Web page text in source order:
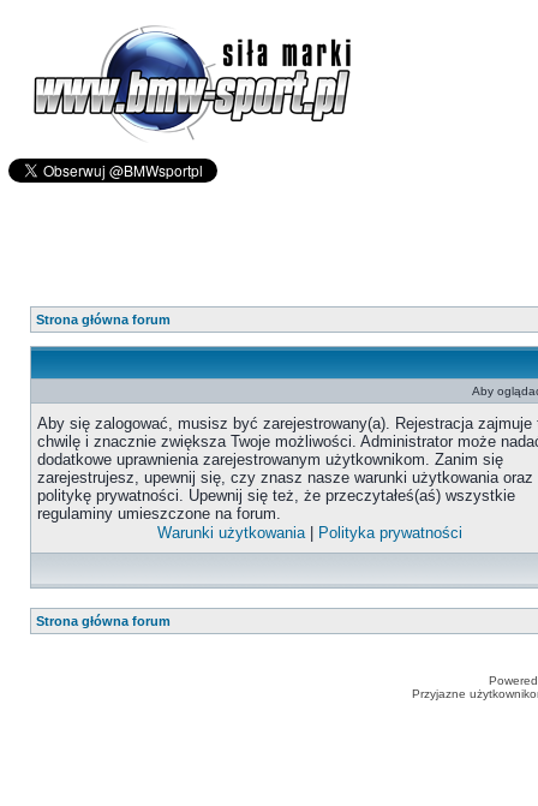
Strona główna forum
Aby
Aby się zalogować, musisz być zarejestrowany(a). Rejestracja zajmuje
chwilę i znacznie zwiększa Twoje możliwości. Administrator może
dodatkowe uprawnienia zarejestrowanym użytkownikom. Zanim się
zarejestrujesz, upewnij się, czy znasz nasze warunki użytkowania oraz
politykę prywatności. Upewnij się też, że przeczytałeś(aś) wszystkie
regulaminy umieszczone na forum.
Warunki użytkowania| Polityka prywatności
Strona główna forum
Przyjazne